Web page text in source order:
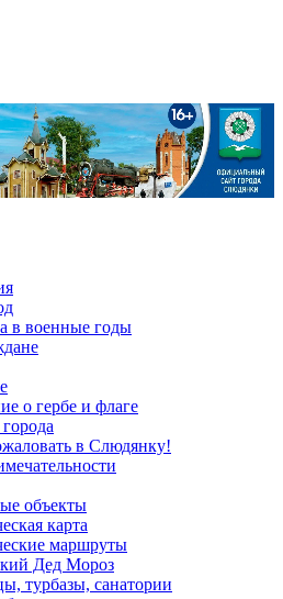
в военные годы
о гербе и флаге
в Слюдянку!
объекты
карта
маршруты
Дед Мороз
турбазы, санатории